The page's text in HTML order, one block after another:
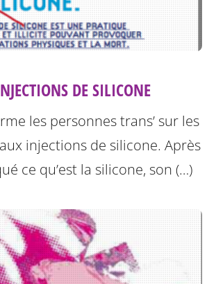
DE SILICONE
les personnes trans’ sur les
injections de silicone. Après
ce qu’est la silicone, son (…)